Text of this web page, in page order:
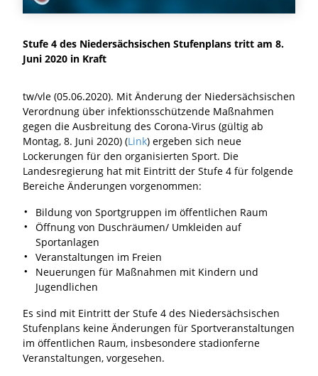
Stufe 4 des Niedersächsischen Stufenplans tritt am 8.
Juni 2020 in Kraft
tw/vle (05.06.2020). Mit Änderung der Niedersächsischen
Verordnung über infektionsschützende Maßnahmen
gegen die Ausbreitung des Corona-Virus (gültig ab
Montag, 8. Juni 2020) (Link) ergeben sich neue
Lockerungen für den organisierten Sport. Die
Landesregierung hat mit Eintritt der Stufe 4 für folgende
Bereiche Änderungen vorgenommen:
Bildung von Sportgruppen im öffentlichen Raum
Öffnung von Duschräumen/ Umkleiden auf
Sportanlagen
Veranstaltungen im Freien
Neuerungen für Maßnahmen mit Kindern und
Jugendlichen
Es sind mit Eintritt der Stufe 4 des Niedersächsischen
Stufenplans keine Änderungen für Sportveranstaltungen
im öffentlichen Raum, insbesondere stadionferne
Veranstaltungen, vorgesehen.